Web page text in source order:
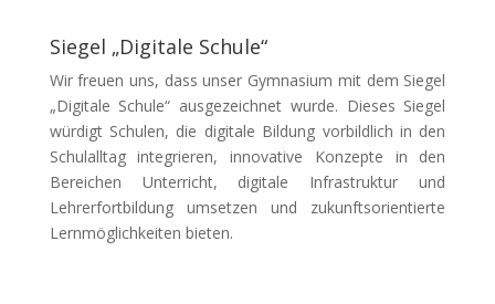
Siegel „Digitale Schule“
Wir freuen uns, dass unser Gymnasium mit dem Siegel
„Digitale Schule“ ausgezeichnet wurde. Dieses Siegel
würdigt Schulen, die digitale Bildung vorbildlich in den
Schulalltag integrieren, innovative Konzepte in den
Bereichen Unterricht, digitale Infrastruktur und
Lehrerfortbildung umsetzen und zukunftsorientierte
Lernmöglichkeiten bieten.